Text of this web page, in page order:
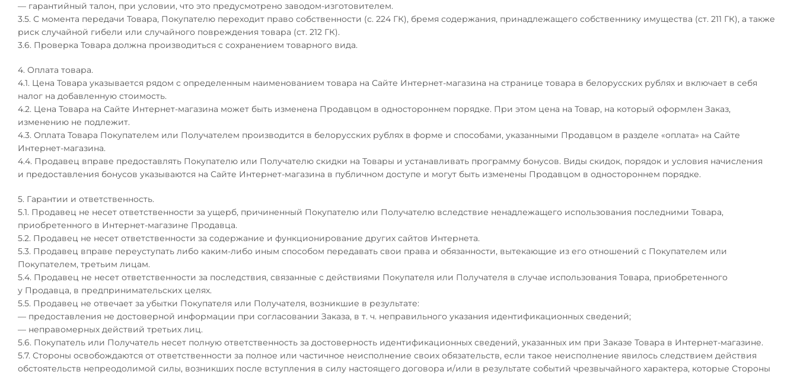
— гарантийный талон, при условии, что это предусмотрено заводом-изготовителем.
3.5. С момента передачи Товара, Покупателю переходит право собственности (с. 224 ГК), бремя содержания, принадлежащего собственнику имущества (ст. 211 ГК), а также
риск случайной гибели или случайного повреждения товара (ст. 212 ГК).
3.6. Проверка Товара должна производиться с сохранением товарного вида.
4. Оплата товара.
4.1. Цена Товара указывается рядом с определенным наименованием товара на Сайте Интернет-магазина на странице товара в белорусских рублях и включает в себя
налог на добавленную стоимость.
4.2. Цена Товара на Сайте Интернет-магазина может быть изменена Продавцом в одностороннем порядке. При этом цена на Товар, на который оформлен Заказ,
изменению не подлежит.
4.3. Оплата Товара Покупателем или Получателем производится в белорусских рублях в форме и способами, указанными Продавцом в разделе «оплата» на Сайте
Интернет-магазина.
4.4. Продавец вправе предоставлять Покупателю или Получателю скидки на Товары и устанавливать программу бонусов. Виды скидок, порядок и условия начисления
и предоставления бонусов указываются на Сайте Интернет-магазина в публичном доступе и могут быть изменены Продавцом в одностороннем порядке.
5. Гарантии и ответственность.
5.1. Продавец не несет ответственности за ущерб, причиненный Покупателю или Получателю вследствие ненадлежащего использования последними Товара,
приобретенного в Интернет-магазине Продавца.
5.2. Продавец не несет ответственности за содержание и функционирование других сайтов Интернета.
5.3. Продавец вправе переуступать либо каким-либо иным способом передавать свои права и обязанности, вытекающие из его отношений с Покупателем или
Покупателем, третьим лицам.
5.4. Продавец не несет ответственности за последствия, связанные с действиями Покупателя или Получателя в случае использования Товара, приобретенного
у Продавца, в предпринимательских целях.
5.5. Продавец не отвечает за убытки Покупателя или Получателя, возникшие в результате:
— предоставления не достоверной информации при согласовании Заказа, в т. ч. неправильного указания идентификационных сведений;
— неправомерных действий третьих лиц.
5.6. Покупатель или Получатель несет полную ответственность за достоверность идентификационных сведений, указанных им при Заказе Товара в Интернет-магазине.
5.7. Стороны освобождаются от ответственности за полное или частичное неисполнение своих обязательств, если такое неисполнение явилось следствием действия
обстоятельств непреодолимой силы, возникших после вступления в силу настоящего договора и/или в результате событий чрезвычайного характера, которые Стороны